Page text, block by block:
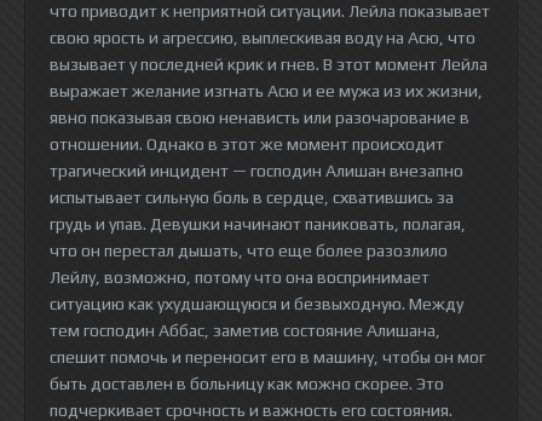
что приводит к неприятной ситуации. Лейла показывает
свою ярость и агрессию, выплескивая воду на Асю, что
вызывает у последней крик и гнев. В этот момент Лейла
выражает желание изгнать Асю и ее мужа из их жизни,
явно показывая свою ненависть или разочарование в
отношении. Однако в этот же момент происходит
трагический инцидент — господин Алишан внезапно
испытывает сильную боль в сердце, схватившись за
грудь и упав. Девушки начинают паниковать, полагая,
что он перестал дышать, что еще более разозлило
Лейлу, возможно, потому что она воспринимает
ситуацию как ухудшающуюся и безвыходную. Между
тем господин Аббас, заметив состояние Алишана,
спешит помочь и переносит его в машину, чтобы он мог
быть доставлен в больницу как можно скорее. Это
подчеркивает срочность и важность его состояния.